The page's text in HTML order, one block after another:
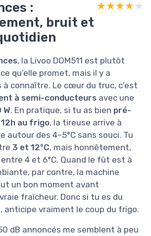
:
bruit et
★★★★★
★★★★★
, la Livoo DOM511 est plutôt
qu’elle promet, mais il y a
connaître. Le cœur du truc, c’est
à semi-conducteurs avec une
W. En pratique, si tu as bien pré-
au frigo, la tireuse arrive à
autour des 4–5°C sans souci. Tu
3 et 12°C, mais honnêtement,
4 et 6°C. Quand le fût est à
par contre, la machine
un bon moment avant
fraîcheur. Donc si tu es du
anticipe vraiment le coup du frigo.
dB annoncés me semblent à peu